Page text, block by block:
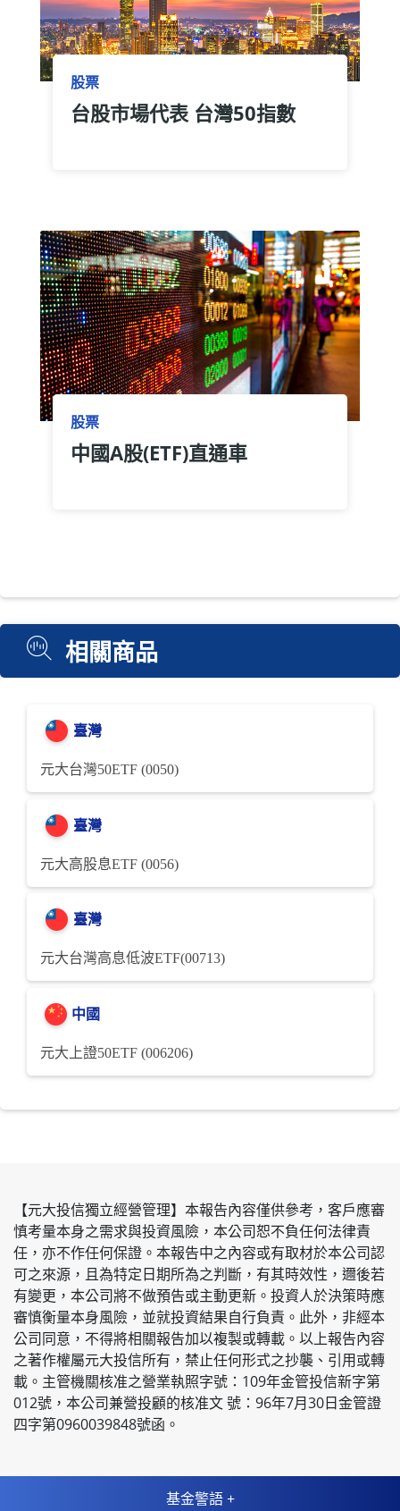
股票
台股市場代表 台灣50指數
股票
中國A股(ETF)直通車
相關商品
臺灣
元大台灣50ETF (0050)
臺灣
元大高股息ETF (0056)
臺灣
元大台灣高息低波ETF(00713)
中國
元大上證50ETF (006206)
【元大投信獨立經營管理】本報告內容僅供參考，客⼾應審
慎考量本⾝之需求與投資風險，本公司恕不負任何法律責
任，亦不作任何保證。本報告中之內容或有取材於本公司認
可之來源，且為特定⽇期所為之判斷，有其時效性，邇後若
有變更，本公司將不做預告或主動更新。投資⼈於決策時應
審慎衡量本⾝風險，並就投資結果⾃⾏負責。此外，非經本
公司同意，不得將相關報告加以複製或轉載。以上報告內容
之著作權屬元⼤投信所有，禁⽌任何形式之抄襲、引⽤或轉
載。主管機關核准之營業執照字號：109年⾦管投信新字第
012號，本公司兼營投顧的核准文 號：96年7⽉30⽇⾦管證
四字第0960039848號函。
基金警語 +